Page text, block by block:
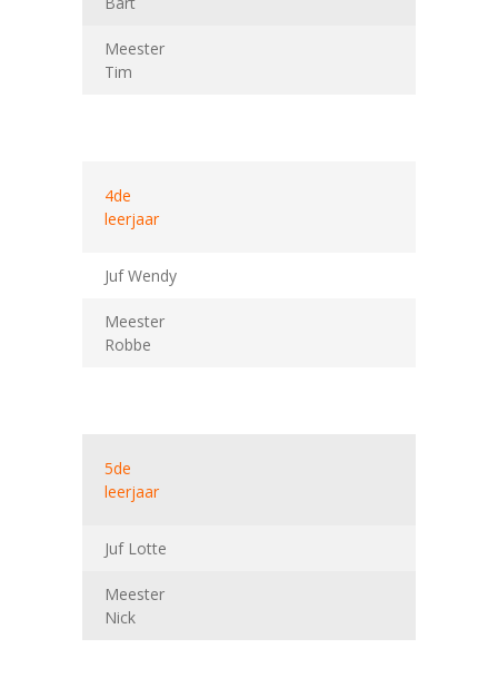
Meester
Tim
4de
leerjaar
Juf Wendy
Meester
Robbe
5de
leerjaar
Juf Lotte
Meester
Nick